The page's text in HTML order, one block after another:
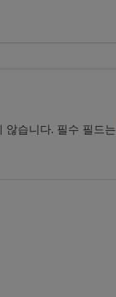
않습니다. 필수 필드는